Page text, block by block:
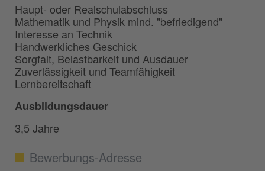
Haupt- oder Realschulabschluss
Mathematik und Physik mind. "befriedigend"
Interesse an Technik
Handwerkliches Geschick
Sorgfalt, Belastbarkeit und Ausdauer
Zuverlässigkeit und Teamfähigkeit
Lernbereitschaft
Ausbildungsdauer
3,5 Jahre
Bewerbungs-Adresse